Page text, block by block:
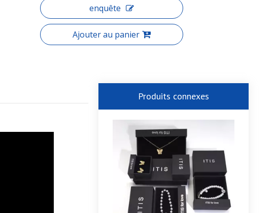
enquête
Ajouter au panier
Produits connexes